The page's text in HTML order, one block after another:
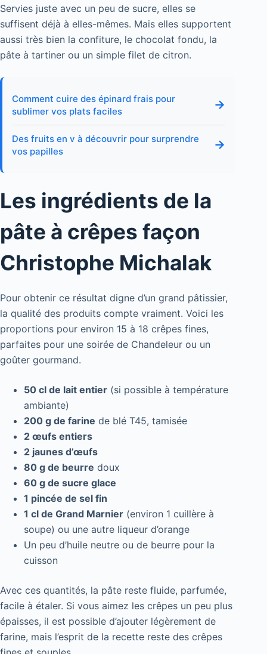
Servies juste avec un peu de sucre, elles se
suffisent déjà à elles-mêmes. Mais elles supportent
aussi très bien la confiture, le chocolat fondu, la
pâte à tartiner ou un simple filet de citron.
Comment cuire des épinard frais pour
sublimer vos plats faciles
→
Des fruits en v à découvrir pour surprendre
vos papilles
→
Les ingrédients de la
pâte à crêpes façon
Christophe Michalak
Pour obtenir ce résultat digne d’un grand pâtissier,
la qualité des produits compte vraiment. Voici les
proportions pour environ 15 à 18 crêpes fines,
parfaites pour une soirée de Chandeleur ou un
goûter gourmand.
50 cl de lait entier (si possible à température
ambiante)
200 g de farine de blé T45, tamisée
2 œufs entiers
2 jaunes d’œufs
80 g de beurre doux
60 g de sucre glace
1 pincée de sel fin
1 cl de Grand Marnier (environ 1 cuillère à
soupe) ou une autre liqueur d’orange
Un peu d’huile neutre ou de beurre pour la
cuisson
Avec ces quantités, la pâte reste fluide, parfumée,
facile à étaler. Si vous aimez les crêpes un peu plus
épaisses, il est possible d’ajouter légèrement de
farine, mais l’esprit de la recette reste des crêpes